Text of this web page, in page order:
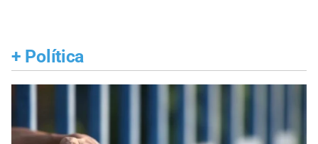
+ Política